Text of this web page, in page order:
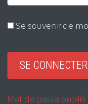
Se souvenir de
Mot de passe oublié